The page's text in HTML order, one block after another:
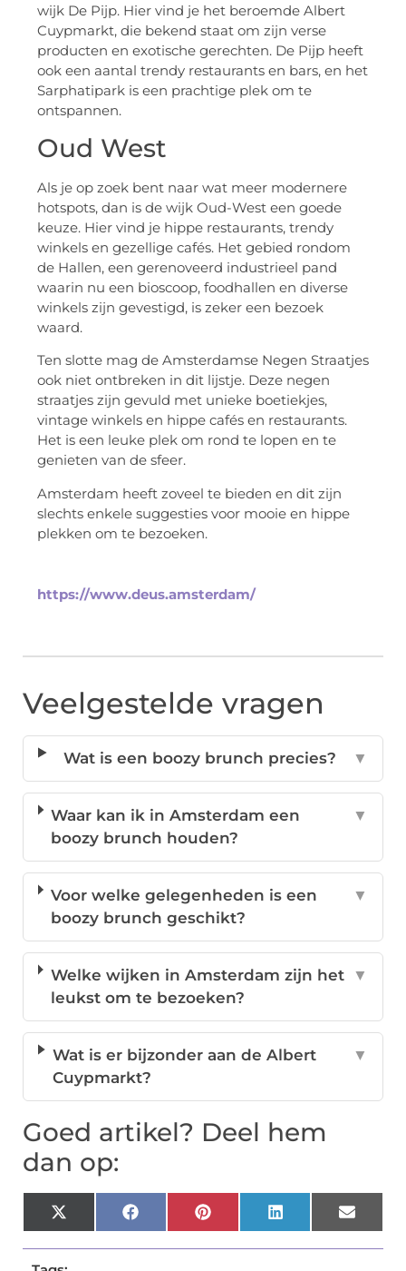
wijk De Pijp. Hier vind je het beroemde Albert
Cuypmarkt, die bekend staat om zijn verse
producten en exotische gerechten. De Pijp heeft
ook een aantal trendy restaurants en bars, en het
Sarphatipark is een prachtige plek om te
ontspannen.
Oud West
Als je op zoek bent naar wat meer modernere
hotspots, dan is de wijk Oud-West een goede
keuze. Hier vind je hippe restaurants, trendy
winkels en gezellige cafés. Het gebied rondom
de Hallen, een gerenoveerd industrieel pand
waarin nu een bioscoop, foodhallen en diverse
winkels zijn gevestigd, is zeker een bezoek
waard.
Ten slotte mag de Amsterdamse Negen Straatjes
ook niet ontbreken in dit lijstje. Deze negen
straatjes zijn gevuld met unieke boetiekjes,
vintage winkels en hippe cafés en restaurants.
Het is een leuke plek om rond te lopen en te
genieten van de sfeer.
Amsterdam heeft zoveel te bieden en dit zijn
slechts enkele suggesties voor mooie en hippe
plekken om te bezoeken.
https://www.deus.amsterdam/
Veelgestelde vragen
Wat is een boozy brunch precies? ▼
Waar kan ik in Amsterdam een
boozy brunch houden?
▼
Voor welke gelegenheden is een
boozy brunch geschikt?
▼
Welke wijken in Amsterdam zijn het
leukst om te bezoeken?
▼
Wat is er bijzonder aan de Albert
Cuypmarkt?
▼
Goed artikel? Deel hem
dan op:
X
(Twitter)
FacebookPinterestLinkedInEmail